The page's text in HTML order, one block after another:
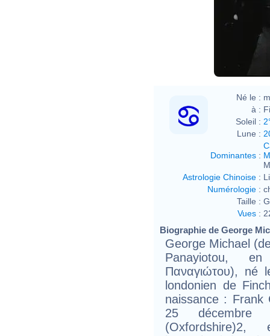
Né le :
à :
Soleil :
Lune :
Dominantes :
Astrologie Chinoise :
Numérologie :
Taille :
Vues :
Biographie de George
George Michael
Panayiotou,
Παναγιώτου), né
londonien de
naissance : Frank
25 décembre
(Oxfordshire)2,